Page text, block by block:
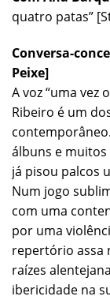
quatro patas”
Conversa-
Peixe]
A voz “uma vez
Ribeiro é um
álbuns e
já pisou palcos
Num jogo
com uma
por uma
repertório assa
raízes
ibericidade na